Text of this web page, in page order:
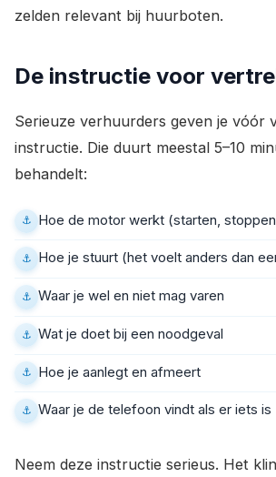
zelden relevant bij huurboten.
De instructie voor
Serieuze verhuurders geven je vóór
instructie. Die duurt meestal 5–10
behandelt:
Hoe de motor werkt (starten,
Hoe je stuurt (het voelt anders dan
Waar je wel en niet mag varen
Wat je doet bij een noodgeval
Hoe je aanlegt en afmeert
Waar je de telefoon vindt als er iets is
Neem deze instructie serieus. Het